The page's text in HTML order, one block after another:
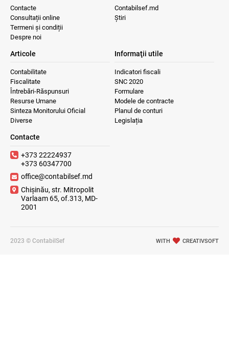
Contacte
Consultații online
Termeni și condiții
Despre noi
Contabilsef.md
Știri
Articole
Contabilitate
Fiscalitate
Întrebări-Răspunsuri
Resurse Umane
Sinteza Monitorului Oficial
Diverse
Informaţii utile
Indicatori fiscali
SNC 2020
Formulare
Modele de contracte
Planul de conturi
Legislația
Contacte
+373 22224937
+373 60347700
office@contabilsef.md
Chișinău, str. Mitropolit
Varlaam 65, of.313, MD-
2001
2023 © ContabilSef WITH CREATIVSOFT